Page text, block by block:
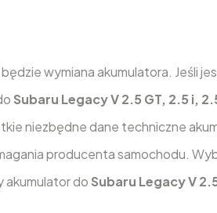
wymiana akumulatora. Jeśli
Subaru Legacy V 2.5 GT, 2.5 i,
niezbędne dane techniczne
producenta samochodu.
akumulator do Subaru Legacy V